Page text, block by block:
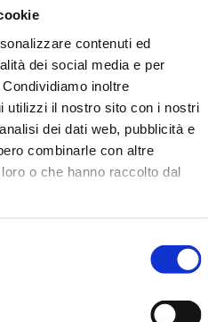
contenuti ed
dei social media e per
inoltre
utilizzi il nostro sito con i nostri
dei dati web, pubblicità e
combinarle con altre
o che hanno raccolto dal
noi